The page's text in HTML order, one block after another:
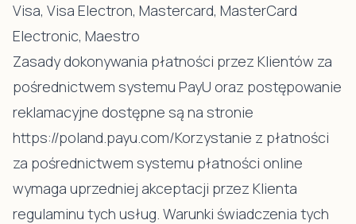
Visa, Visa Electron, Mastercard, MasterCard
Electronic, Maestro
Zasady dokonywania płatności przez Klientów za
pośrednictwem systemu PayU oraz postępowanie
reklamacyjne dostępne są na stronie
https://poland.payu.com/Korzystanie z płatności
za pośrednictwem systemu płatności online
wymaga uprzedniej akceptacji przez Klienta
regulaminu tych usług. Warunki świadczenia tych